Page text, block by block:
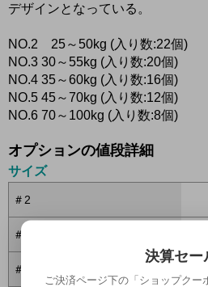
デザインとなっている。
NO.2 25～50kg (入り数:22個)
NO.3 30～55kg (入り数:20個)
NO.4 35～60kg (入り数:16個)
NO.5 45～70kg (入り数:12個)
NO.6 70～100kg (入り数:8個)
オプションの値段詳細
サイズ
＃2
＃3
＃4
決算セー
ご決済ページ下の「ショップクー